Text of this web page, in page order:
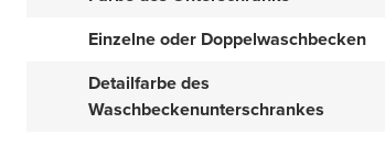
Einzelne oder Doppelwaschbecken
Detailfarbe des
Waschbeckenunterschrankes